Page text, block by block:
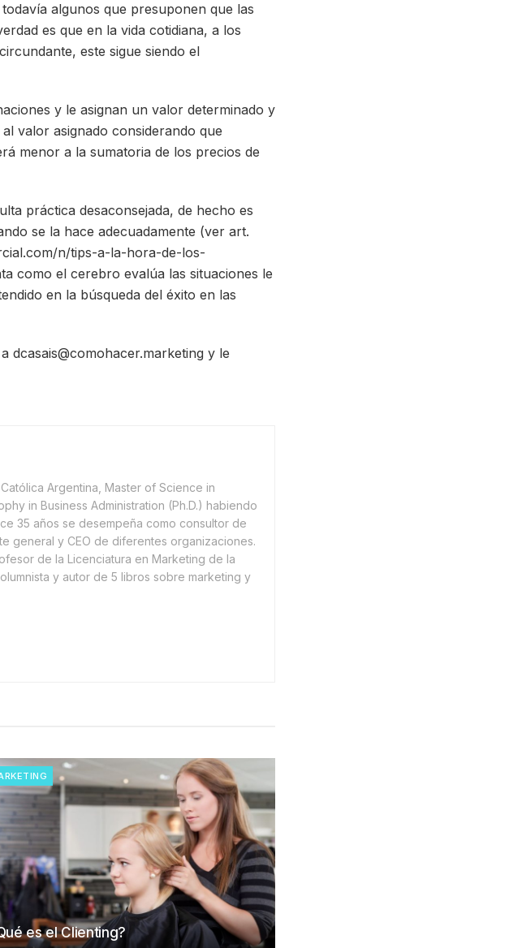
algunos que presuponen que las
es que en la vida cotidiana, a los
este sigue siendo el
y le asignan un valor determinado y
valor asignado considerando que
menor a la sumatoria de los precios de
práctica desaconsejada, de hecho es
se la hace adecuadamente (ver art.
n/tips-a-la-hora-de-los-
como el cerebro evalúa las situaciones le
en la búsqueda del éxito en las
dcasais@comohacer.marketing y le
Argentina, Master of Science in
in Business Administration (Ph.D.) habiendo
35 años se desempeña como consultor de
general y CEO de diferentes organizaciones.
de la Licenciatura en Marketing de la
y autor de 5 libros sobre marketing y
es el Clienting?